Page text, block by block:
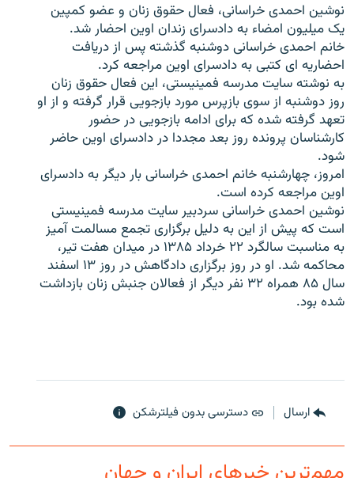
فرکانس‌ها
گزارش‌های تصویری
گزارش‌های ویدئویی
زنان فردا
English
به ما بپیوندید
زبان‌های دیگر
نوشين احمدی خراسانی، فعال حقوق زنان و عضو کمپين
يک ميليون امضاء به دادسرای زندان اوين احضار شد.
خانم احمدی خراسانی دوشنبه گذشته پس از دريافت
احضاريه ای کتبی به دادسرای اوين مراجعه کرد.
به نوشته سايت مدرسه فمينيستی، اين فعال حقوق زنان
روز دوشنبه از سوی بازپرس مورد بازجويی قرار گرفته و از او
تعهد گرفته شده که برای ادامه بازجويی در حضور
کارشناسان پرونده روز بعد مجددا در دادسرای اوين حاضر
شود.
امروز، چهارشنبه خانم احمدی خراسانی بار ديگر به دادسرای
اوين مراجعه کرده است.
نوشين احمدی خراسانی سردبير سايت مدرسه فمينيستی
است که پيش از اين به دليل برگزاری تجمع مسالمت آميز
به مناسبت سالگرد ۲۲ خرداد ۱۳۸۵ در ميدان هفت تير،
محاکمه شد. او در روز برگزاری دادگاهش در روز ۱۳ اسفند
سال ۸۵ همراه ۳۲ نفر ديگر از فعالان جنبش زنان بازداشت
شده بود.
ارسال دسترسی بدون فیلترشکن